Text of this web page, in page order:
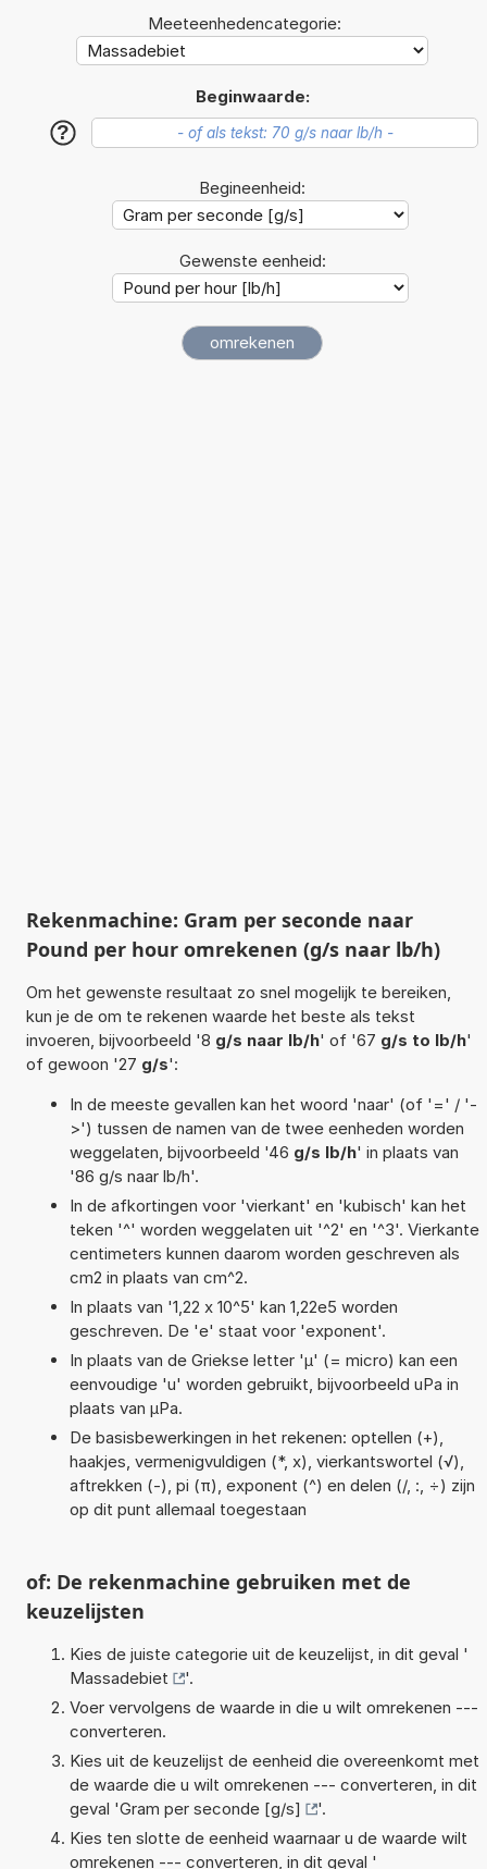
Meeteenhedencategorie:
Beginwaarde:
?
Begineenheid:
Gewenste eenheid:
Rekenmachine: Gram per seconde naar
Pound per hour omrekenen (g/s naar lb/h)
Om het gewenste resultaat zo snel mogelijk te bereiken,
kun je de om te rekenen waarde het beste als tekst
invoeren, bijvoorbeeld '8 g/s naar lb/h' of '67 g/s to lb/h'
of gewoon '27 g/s':
In de meeste gevallen kan het woord 'naar' (of '=' / '-
>') tussen de namen van de twee eenheden worden
weggelaten, bijvoorbeeld '46 g/s lb/h' in plaats van
'86 g/s naar lb/h'.
In de afkortingen voor 'vierkant' en 'kubisch' kan het
teken '^' worden weggelaten uit '^2' en '^3'. Vierkante
centimeters kunnen daarom worden geschreven als
cm2 in plaats van cm^2.
In plaats van '1,22 x 10^5' kan 1,22e5 worden
geschreven. De 'e' staat voor 'exponent'.
In plaats van de Griekse letter 'µ' (= micro) kan een
eenvoudige 'u' worden gebruikt, bijvoorbeeld uPa in
plaats van µPa.
De basisbewerkingen in het rekenen: optellen (+),
haakjes, vermenigvuldigen (*, x), vierkantswortel (√),
aftrekken (-), pi (π), exponent (^) en delen (/, :, ÷) zijn
op dit punt allemaal toegestaan
of: De rekenmachine gebruiken met de
keuzelijsten
Kies de juiste categorie uit de keuzelijst, in dit geval '
Massadebiet
'.
Voer vervolgens de waarde in die u wilt omrekenen ---
converteren.
Kies uit de keuzelijst de eenheid die overeenkomt met
de waarde die u wilt omrekenen --- converteren, in dit
geval 'Gram per seconde [g/s]
'.
Kies ten slotte de eenheid waarnaar u de waarde wilt
omrekenen --- converteren, in dit geval '